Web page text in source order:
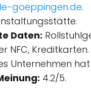
goeppingen.de.
Daten:
NFC, Kreditkarten.
Unternehmen
4.2/5.